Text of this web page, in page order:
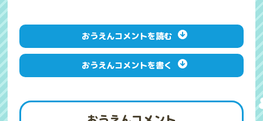
おうえんコメントを読む
おうえんコメントを書く